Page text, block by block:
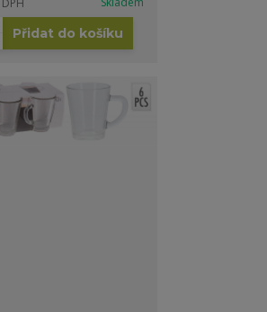
Přidat do košíku